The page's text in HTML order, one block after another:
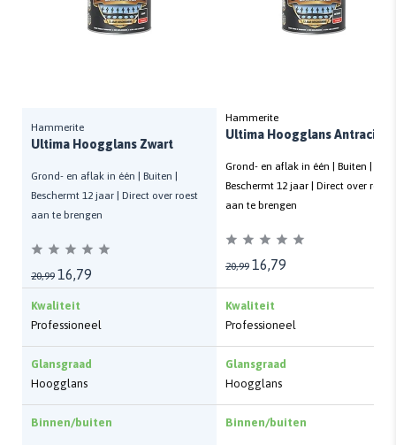
Hammerite
Ultima Hoogglans Zwart
Grond- en aflak in één | Buiten |
Beschermt 12 jaar | Direct over roest
aan te brengen
20,99 16,79
Kwaliteit
Professioneel
Glansgraad
Hoogglans
Binnen/buiten
Hammerite
Ultima Hoogglans Antraciet
Grond- en aflak in één | Buiten |
Beschermt 12 jaar | Direct over roest
aan te brengen
20,99 16,79
Kwaliteit
Professioneel
Glansgraad
Hoogglans
Binnen/buiten